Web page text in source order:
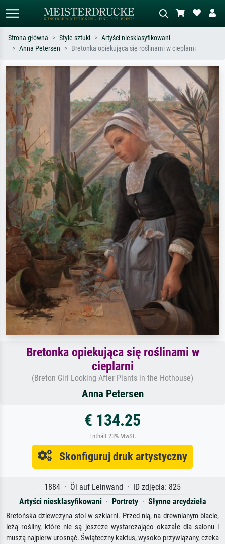
Szukaj wg artysty, tytułu lub stylu – np.
Monet, Gwiaździsta noc,
impresjonizm, fala Hokusaia, akt.
Opisz scenę – np. zielona łąka,
abstrakcja z czerwienią, ciemny olej,
stojący akt obok drzewa.
Strona główna Style sztuki
Artyści niesklasyfikowani
Anna Petersen
Bretonka opiekująca się roślinami w cieplarni
Bretonka opiekująca się roślinami w
cieplarni
(Breton Girl Looking After Plants in the Hothouse)
Anna Petersen
€ 134.25
Enthält 23% MwSt.
Skonfiguruj druk artystyczny
1884 · Öl auf Leinwand · ID zdjęcia: 825
Artyści niesklasyfikowani· Portrety· Słynne arcydzieła
Bretońska dziewczyna stoi w szklarni. Przed nią, na drewnianym blacie,
leżą rośliny, które nie są jeszcze wystarczająco okazałe dla salonu i
muszą najpierw urosnąć. Świąteczny kaktus, wysoko przywiązany, czeka